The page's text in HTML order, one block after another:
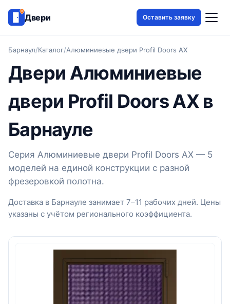
Двери Оставить заявку
Барнаул/Каталог/Алюминиевые двери Profil Doors AX
Двери Алюминиевые
двери Profil Doors AX в
Барнауле
Серия Алюминиевые двери Profil Doors AX — 5
моделей на единой конструкции с разной
фрезеровкой полотна.
Доставка в Барнауле занимает 7–11 рабочих дней. Цены
указаны с учётом регионального коэффициента.